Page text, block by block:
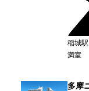
稲城駅
満室
多摩